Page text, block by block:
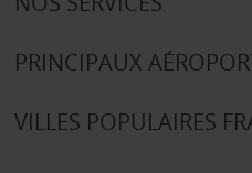
PRINCIPAUX
VILLES POPULAIRES